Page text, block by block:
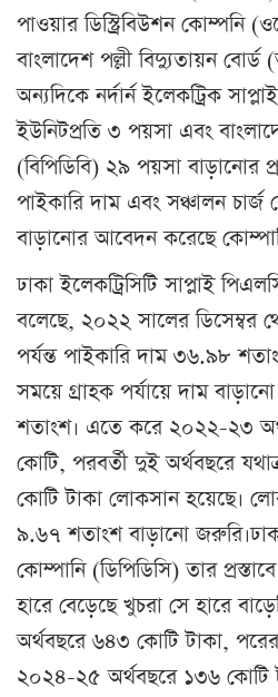
পাওয়ার ডিস্ট্রিবিউশন
বাংলাদেশ পল্লী বিদ্যুতায়ন
অন্যদিকে নর্দার্ন ইলেকট্রিক
ইউনিটপ্রতি ৩ পয়সা এবং
(বিপিডিবি) ২৯ পয়সা বাড়ানোর
পাইকারি দাম এবং সঞ্চালন চার্জ
বাড়ানোর আবেদন করেছে
ঢাকা ইলেকট্রিসিটি সাপ্লাই
বলেছে, ২০২২ সালের ডিসেম্বর
পর্যন্ত পাইকারি দাম ৩৬.৯৮
সময়ে গ্রাহক পর্যায়ে দাম
শতাংশ। এতে করে ২০২২-২৩
কোটি, পরবর্তী দুই অর্থবছরে
কোটি টাকা লোকসান হয়েছে।
৯.৬৭ শতাংশ বাড়ানো
কোম্পানি (ডিপিডিসি) তার
হারে বেড়েছে খুচরা সে হারে
অর্থবছরে ৬৪৩ কোটি টাকা,
২০২৪-২৫ অর্থবছরে ১৩৬ কোটি